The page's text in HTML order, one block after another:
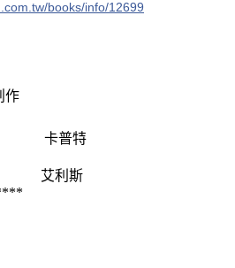
books/info/12699
作
普特
斯